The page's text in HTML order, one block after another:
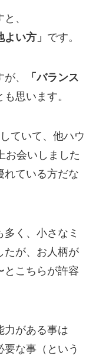
、
い方」 です。
、
「バランス
も思います。
ていて、他ハウ
お会いしました
れている方だな
く、小さなミ
が、 お人柄が
とこちらが許容
力がある事は
要な事（という